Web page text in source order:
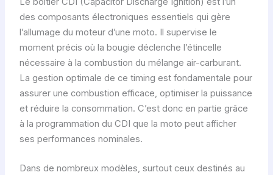
des composants électroniques essentiels qui gère
l’allumage du moteur d’une moto. Il supervise le
moment précis où la bougie déclenche l’étincelle
nécessaire à la combustion du mélange air-carburant.
La gestion optimale de ce timing est fondamentale pour
assurer une combustion efficace, optimiser la puissance
et réduire la consommation. C’est donc en partie grâce
à la programmation du CDI que la moto peut afficher
ses performances nominales.
Dans de nombreux modèles, surtout ceux destinés au